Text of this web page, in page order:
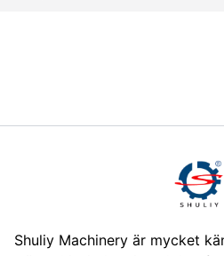
Shuliy Machinery är mycket